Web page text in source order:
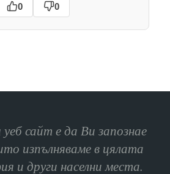
0 0
сайт е да Ви запознае
изпълняваме в цялата
и други населни места.